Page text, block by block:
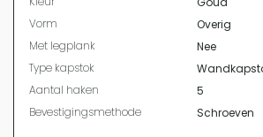
Vorm
Overig
Met legplank
Nee
Type kapstok
Aantal haken
5
Bevestigingsmethode
Schroeven